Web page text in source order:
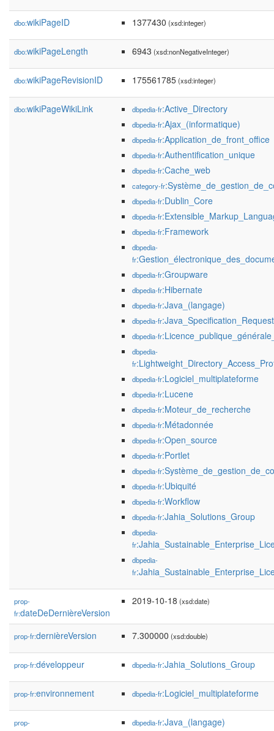
dbo:wikiPageID 1377430 (xsd:integer)
dbo:wikiPageLength 6943 (xsd:nonNegativeInteger)
dbo:wikiPageRevisionID 175561785(xsd:integer)
dbo:wikiPageWikiLink dbpedia-fr:Active_Directory
dbpedia-fr:Ajax_(informatique)
dbpedia-fr:Application_de_front_office
dbpedia-fr:Authentification_unique
dbpedia-fr:Cache_web
category-fr
dbpedia-fr:Dublin_Core
dbpedia-fr
dbpedia-fr:Framework
dbpedia-
fr
dbpedia-fr:Groupware
dbpedia-fr:Hibernate
dbpedia-fr:Java_(langage)
dbpedia-fr
dbpedia-fr
dbpedia-
fr
dbpedia-fr:Logiciel_multiplateforme
dbpedia-fr:Lucene
dbpedia-fr:Moteur_de_recherche
dbpedia-fr:Métadonnée
dbpedia-fr:Open_source
dbpedia-fr:Portlet
dbpedia-fr
dbpedia-fr:Ubiquité
dbpedia-fr:Workflow
dbpedia-fr:Jahia_Solutions_Group
dbpedia-
fr
dbpedia-
fr
prop-
fr:dateDeDernièreVersion
2019-10-18 (xsd:date)
prop-fr:dernièreVersion 7.300000 (xsd:double)
prop-fr:développeur dbpedia-fr:Jahia_Solutions_Group
prop-fr:environnement dbpedia-fr:Logiciel_multiplateforme
prop-
dbpedia-fr:Java_(langage)